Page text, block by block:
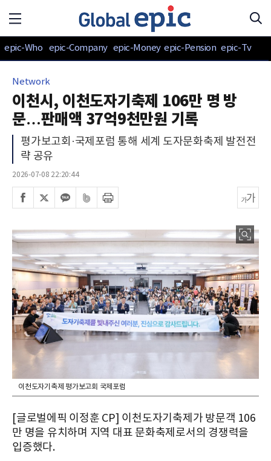
epic-Who epic-Company epic-Money epic-Pension epic-Tv
Network
이천시, 이천도자기축제 106만 명 방
문…판매액 37억9천만원 기록
평가보고회·국제포럼 통해 세계 도자문화축제 발전전
략 공유
2026-07-08 22:20:44
이천도자기축제 평가보고회 국제포럼
[글로벌에픽 이정훈 CP] 이천도자기축제가 방문객 106
만 명을 유치하며 지역 대표 문화축제로서의 경쟁력을
입증했다.